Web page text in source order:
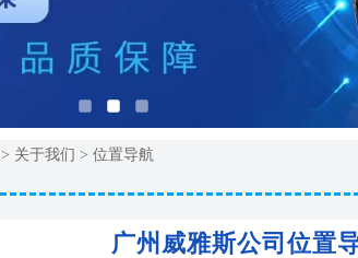
> 关于我们 >位置导航
广州威雅斯公司位置